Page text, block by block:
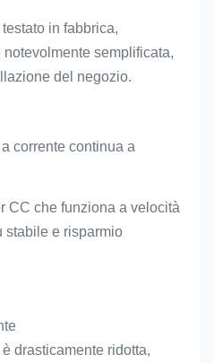
in fabbrica,
semplificata,
del negozio.
corrente continua a
CC che funziona a velocità
stabile e risparmio
drasticamente ridotta,